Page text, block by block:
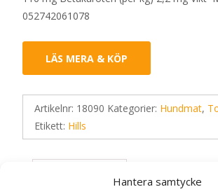
Hantera samtycke
052742061078
LÄS MERA & KÖP
Artikelnr: 18090 Kategorier: Hundmat,
Etikett: Hills